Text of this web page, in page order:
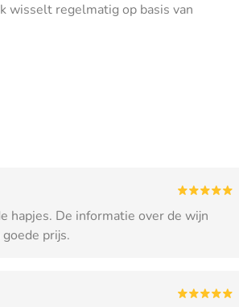
wisselt regelmatig op basis van
hapjes. De informatie over de wijn
prijs.